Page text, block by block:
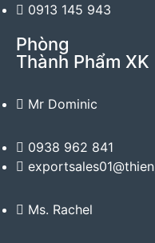
0913 145 943
Phòng
Thành Phẩm XK
Mr Dominic
0938 962 841
Ms. Rachel